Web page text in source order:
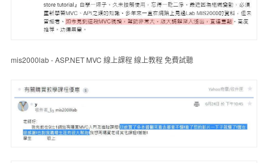
mis2000lab - ASP.NET MVC 線上課程 線上教程 免費試聽